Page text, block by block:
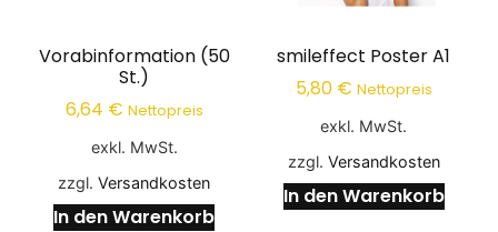
Vorabinformation (50
St.)
6,64 € Nettopreis
exkl. MwSt.
zzgl.Versandkosten
In den Warenkorb
smileffect Poster A1
5,80 € Nettopreis
exkl. MwSt.
zzgl. Versandkosten
In den Warenkorb